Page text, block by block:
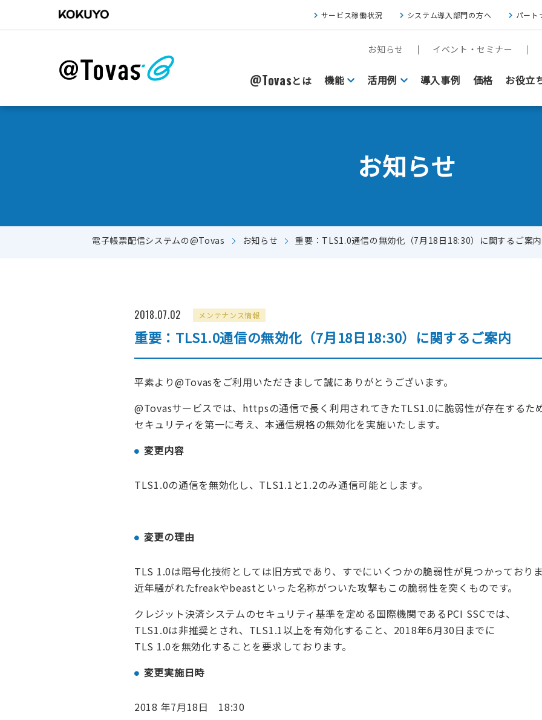
サービス稼働状況 システム導入部門の方へ パート
お知らせ イベント・セミナー
@Tovasとは 機能 活用例 導入事例 価格 お役立
お知らせ
電子帳票配信システムの@Tovas お知らせ 重要：TLS1.0通信の無効化（7月18日18:30）に関するご案内
2018.07.02 メンテナンス情報
重要：TLS1.0通信の無効化（7月18日18:30）に関するご案内
平素より@Tovasをご利用いただきまして誠にありがとうございます。
@Tovasサービスでは、httpsの通信で長く利用されてきたTLS1.0に脆弱性が存在するた
セキュリティを第一に考え、本通信規格の無効化を実施いたします。
変更内容
TLS1.0の通信を無効化し、TLS1.1と1.2のみ通信可能とします。
変更の理由
TLS 1.0は暗号化技術としては旧方式であり、すでにいくつかの脆弱性が見つかっており
近年騒がれたfreakやbeastといった名称がついた攻撃もこの脆弱性を突くものです。
クレジット決済システムのセキュリティ基準を定める国際機関であるPCI SSCでは、
TLS1.0は非推奨とされ、TLS1.1以上を有効化すること、2018年6月30日までに
TLS 1.0を無効化することを要求しております。
変更実施日時
2018 年7月18日 18:30